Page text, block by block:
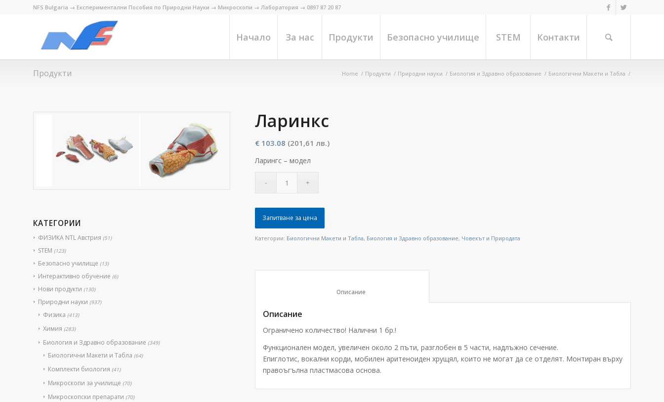
NFS Bulgaria → Експериментални Пособия по Природни Науки → Микроскопи → Лаборатория → 0897 87 20 87
Начало За нас Продукти Безопасно училище STEM Контакти
Продукти Home / Продукти / Природни науки / Биология и Здравно образование / Биологични Макети и Табла /
КАТЕГОРИИ
ФИЗИКА NTL Австрия (51)
STEM (123)
Безопасно училище (13)
Интерактивно обучение (6)
Нови продукти (130)
Природни науки (937)
Физика (413)
Химия (283)
Биология и Здравно образование (349)
Биологични Макети и Табла (64)
Комплекти биология (41)
Микроскопи за училище (70)
Микроскопски препарати (70)
Ларинкс
€ 103.08 (201,61 лв.)
Ларингс – модел
Запитване за цена
Категории: Биологични Макети и Табла, Биология и Здравно образование, Човекът и Природата
Описание
Ограничено количество! Налични 1 бр.!
Функционален модел, увеличен около 2 пъти, разглобен в 5 части, надлъжно сечение.
Епиглотис, вокални корди, мобилен аритеноиден хрущял, които не могат да се отделят. Монтиран върху
правоъгълна пластмасова основа.